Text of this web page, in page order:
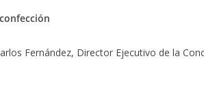
Fernández, Director Ejecutivo de la